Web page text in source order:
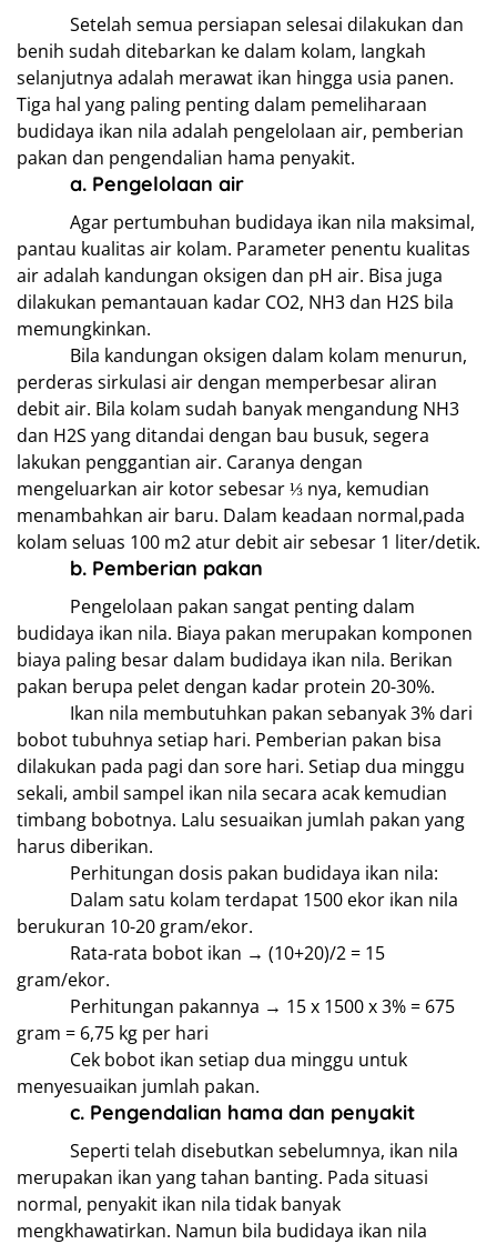
Setelah semua persiapan selesai dilakukan dan
benih sudah ditebarkan ke dalam kolam, langkah
selanjutnya adalah merawat ikan hingga usia panen.
Tiga hal yang paling penting dalam pemeliharaan
budidaya ikan nila adalah pengelolaan air, pemberian
pakan dan pengendalian hama penyakit.
a. Pengelolaan air
Agar pertumbuhan budidaya ikan nila maksimal,
pantau kualitas air kolam. Parameter penentu kualitas
air adalah kandungan oksigen dan pH air. Bisa juga
dilakukan pemantauan kadar CO2, NH3 dan H2S bila
memungkinkan.
Bila kandungan oksigen dalam kolam menurun,
perderas sirkulasi air dengan memperbesar aliran
debit air. Bila kolam sudah banyak mengandung NH3
dan H2S yang ditandai dengan bau busuk, segera
lakukan penggantian air. Caranya dengan
mengeluarkan air kotor sebesar ⅓ nya, kemudian
menambahkan air baru. Dalam keadaan normal,pada
kolam seluas 100 m2 atur debit air sebesar 1 liter/detik.
b. Pemberian pakan
Pengelolaan pakan sangat penting dalam
budidaya ikan nila. Biaya pakan merupakan komponen
biaya paling besar dalam budidaya ikan nila. Berikan
pakan berupa pelet dengan kadar protein 20-30%.
Ikan nila membutuhkan pakan sebanyak 3% dari
bobot tubuhnya setiap hari. Pemberian pakan bisa
dilakukan pada pagi dan sore hari. Setiap dua minggu
sekali, ambil sampel ikan nila secara acak kemudian
timbang bobotnya. Lalu sesuaikan jumlah pakan yang
harus diberikan.
Perhitungan dosis pakan budidaya ikan nila:
Dalam satu kolam terdapat 1500 ekor ikan nila
berukuran 10-20 gram/ekor.
Rata-rata bobot ikan → (10+20)/2 = 15
gram/ekor.
Perhitungan pakannya → 15 x 1500 x 3% = 675
gram = 6,75 kg per hari
Cek bobot ikan setiap dua minggu untuk
menyesuaikan jumlah pakan.
c. Pengendalian hama dan penyakit
Seperti telah disebutkan sebelumnya, ikan nila
merupakan ikan yang tahan banting. Pada situasi
normal, penyakit ikan nila tidak banyak
mengkhawatirkan. Namun bila budidaya ikan nila